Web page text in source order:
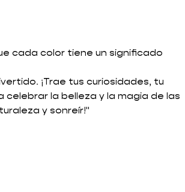
cada color tiene un significado
¡Trae tus curiosidades, tu
la belleza y la magia de las
y sonreír!"